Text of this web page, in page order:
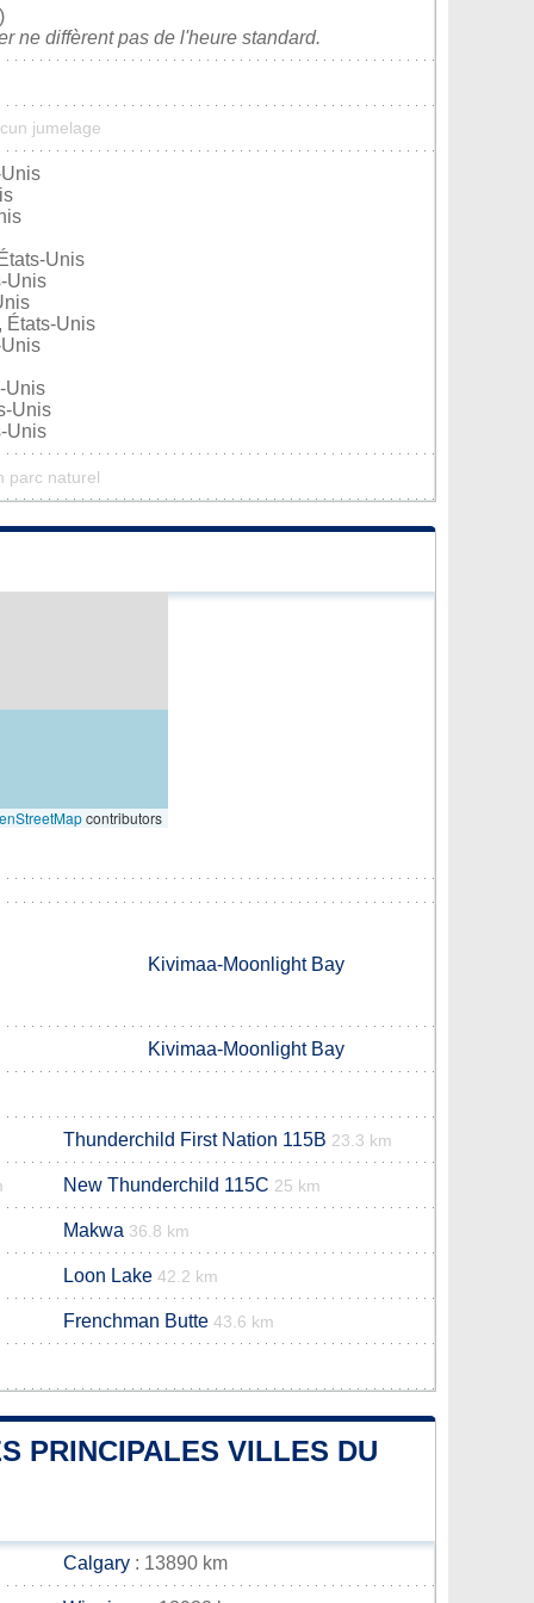
ne diffèrent pas de l'heure standard.
jumelage
Unis
Unis
États-Unis
Unis
Unis
Unis
parc naturel
contributors
Kivimaa-Moonlight Bay
Kivimaa-Moonlight Bay
Thunderchild First Nation 115B 23.3 km
New Thunderchild 115C 25 km
Makwa 36.8 km
Loon Lake 42.2 km
Frenchman Butte 43.6 km
PRINCIPALES VILLES DU
Calgary : 13890 km